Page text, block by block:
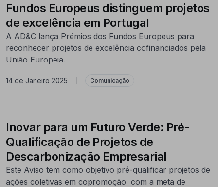
Fundos Europeus distinguem projetos
de excelência em Portugal
A AD&C lança Prémios dos Fundos Europeus para
reconhecer projetos de excelência cofinanciados pela
União Europeia.
14 de Janeiro 2025 Comunicação
Inovar para um Futuro Verde: Pré-
Qualificação de Projetos de
Descarbonização Empresarial
Este Aviso tem como objetivo pré-qualificar projetos de
ações coletivas em copromoção, com a meta de